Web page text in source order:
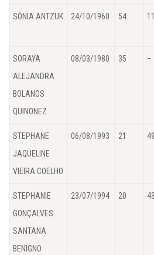
SÔNIA ANTZUK 24/10/1960 54
SORAYA
ALEJANDRA
BOLANOS
QUINONEZ
08/03/1980 35 –
STEPHANE
JAQUELINE
VIEIRA COELHO
06/08/1993 21
STEPHANIE
GONÇALVES
SANTANA
BENIGNO
23/07/1994 20